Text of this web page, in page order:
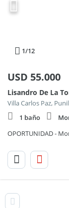
1/12
USD 55.000
Lisandro De La
Villa Carlos Paz,
1 baño